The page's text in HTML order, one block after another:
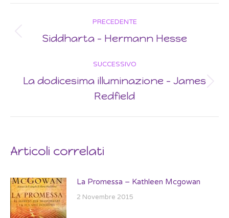
navigation
PRECEDENTE
Previous
Siddharta – Hermann Hesse
SUCCESSIVO
Next
post:
La dodicesima illuminazione – James
Redfield
Articoli correlati
La Promessa – Kathleen Mcgowan
2 Novembre 2015